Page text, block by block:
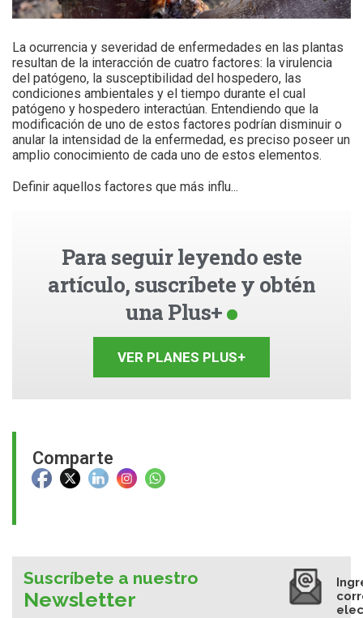
Comparte
La ocurrencia y severidad de enfermedades en las plantas
resultan de la interacción de cuatro factores: la virulencia
del patógeno, la susceptibilidad del hospedero, las
condiciones ambientales y el tiempo durante el cual
patógeno y hospedero interactúan. Entendiendo que la
modificación de uno de estos factores podrían disminuir o
anular la intensidad de la enfermedad, es preciso poseer un
amplio conocimiento de cada uno de estos elementos.
Definir aquellos factores que más influ...
Para seguir leyendo este
artículo, suscríbete y obtén
una Plus+
VER PLANES PLUS+
Suscríbete a nuestro
Newsletter